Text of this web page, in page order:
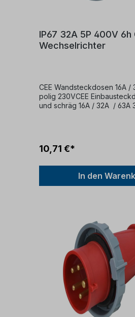
IP67 32A 5P 400V 6h
Wechselrichter
CEE Wandsteckdosen 16A /
polig 230VCEE
und schräg 16A / 32A / 63A
10,71 €*
In den